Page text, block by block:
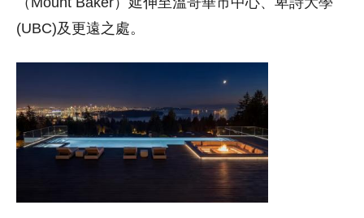
(UBC)及更遠之處。